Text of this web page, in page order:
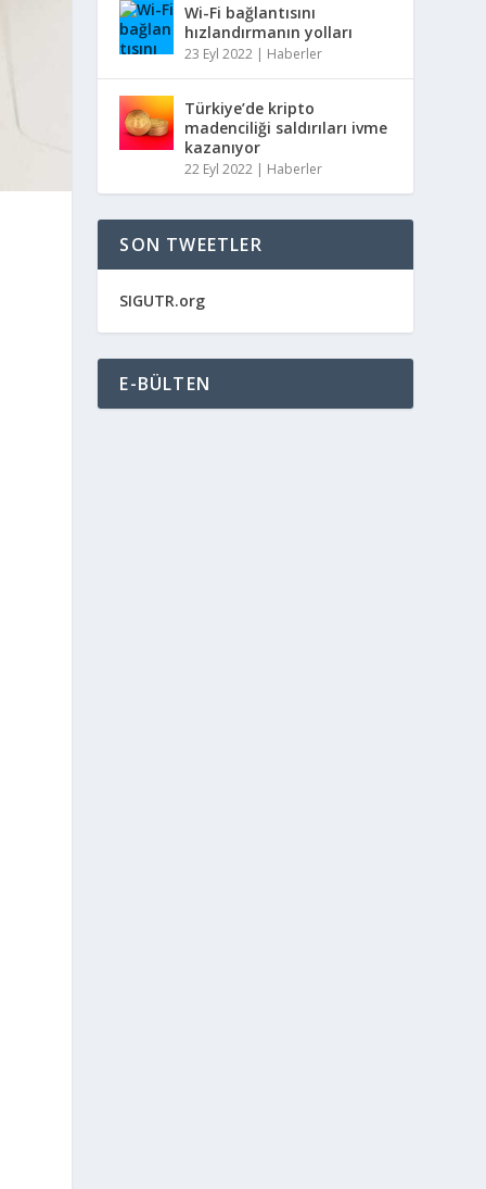
Wi-Fi bağlantısını
hızlandırmanın yolları
23 Eyl 2022 | Haberler
Türkiye’de kripto
madenciliği saldırıları ivme
kazanıyor
22 Eyl 2022 | Haberler
SON TWEETLER
SIGUTR.org
E-BÜLTEN